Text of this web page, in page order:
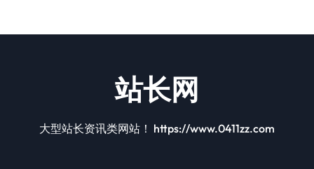
站长网
大型站长资讯类网站！ https://www.0411zz.com